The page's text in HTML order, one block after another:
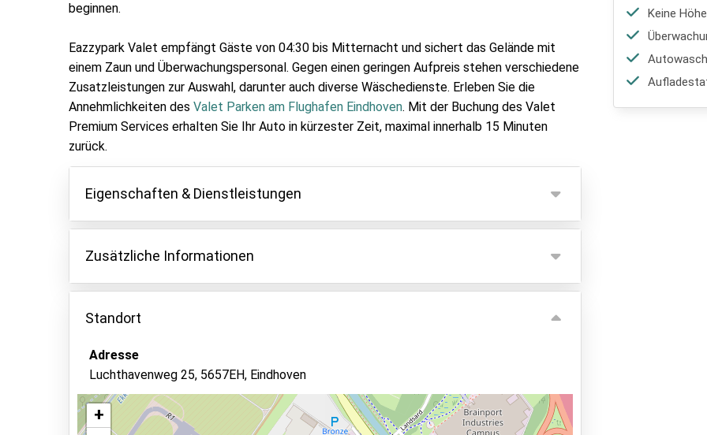
beginnen.
Eazzypark Valet empfängt Gäste von 04:30 bis Mitternacht und sichert das Gelände mit
einem Zaun und Überwachungspersonal. Gegen einen geringen Aufpreis stehen verschiedene
Zusatzleistungen zur Auswahl, darunter auch diverse Wäschedienste. Erleben Sie die
Annehmlichkeiten des Valet Parken am Flughafen Eindhoven. Mit der Buchung des Valet
Premium Services erhalten Sie Ihr Auto in kürzester Zeit, maximal innerhalb 15 Minuten
zurück.
Eigenschaften & Dienstleistungen
Eigenschaften
Parken innen
Fahrzeugschlüssel behalten
Überwachtes Parken
Asphalt oder Pflaster
Außenbeleuchtung
Autowäsche
Zusätzliche Informationen
Mit dem Valet Premium-Service können Sie Ihr Auto innerhalb von maximal 15
Minuten zurückerhalten.
Da Eazzypark mehrere Parkplätze verwaltet, kann nicht im Voraus garantiert werden,
wo Ihr Fahrzeug geparkt wird.
Alle zusätzlichen Gebühren müssen vor Ort an den Anbieter gezahlt werden.
Standort
Adresse
Luchthavenweg 25, 5657EH, Eindhoven
+
Keine